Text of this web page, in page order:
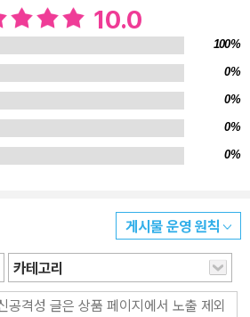
라진다. 내가 바라는 행운, 그리고 그 행
동들에 권선징악의 결말이 더해져 독자들
건넨다.
10.0
100%
0%
0%
0%
0%
게시물 운영 원칙
카테고리